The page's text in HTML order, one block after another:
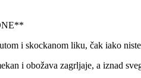
i skockanom liku, čak iako
i obožava zagrljaje, a iznad